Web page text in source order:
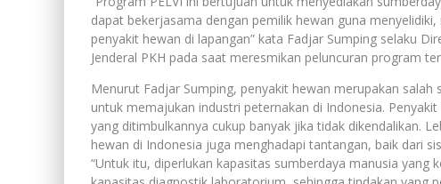
dapat bekerjasama dengan pemilik hewan guna
penyakit hewan di lapangan” kata Fadjar Sumping selaku
Jenderal PKH pada saat meresmikan peluncuran program
Menurut Fadjar Sumping, penyakit hewan merupakan
untuk memajukan industri peternakan di Indonesia.
yang ditimbulkannya cukup banyak jika tidak dikendalikan.
hewan di Indonesia juga menghadapi tantangan, baik dari
“Untuk itu, diperlukan kapasitas sumberdaya manusia yang